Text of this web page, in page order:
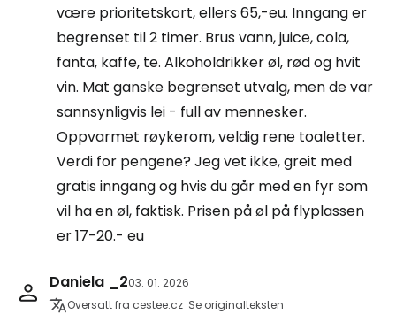
være prioritetskort, ellers 65,-eu. Inngang er
begrenset til 2 timer. Brus vann, juice, cola,
fanta, kaffe, te. Alkoholdrikker øl, rød og hvit
vin. Mat ganske begrenset utvalg, men de var
sannsynligvis lei - full av mennesker.
Oppvarmet røykerom, veldig rene toaletter.
Verdi for pengene? Jeg vet ikke, greit med
gratis inngang og hvis du går med en fyr som
vil ha en øl, faktisk. Prisen på øl på flyplassen
er 17-20.- eu
Daniela _203. 01. 2026
Oversatt fra cestee.cz Se originalteksten